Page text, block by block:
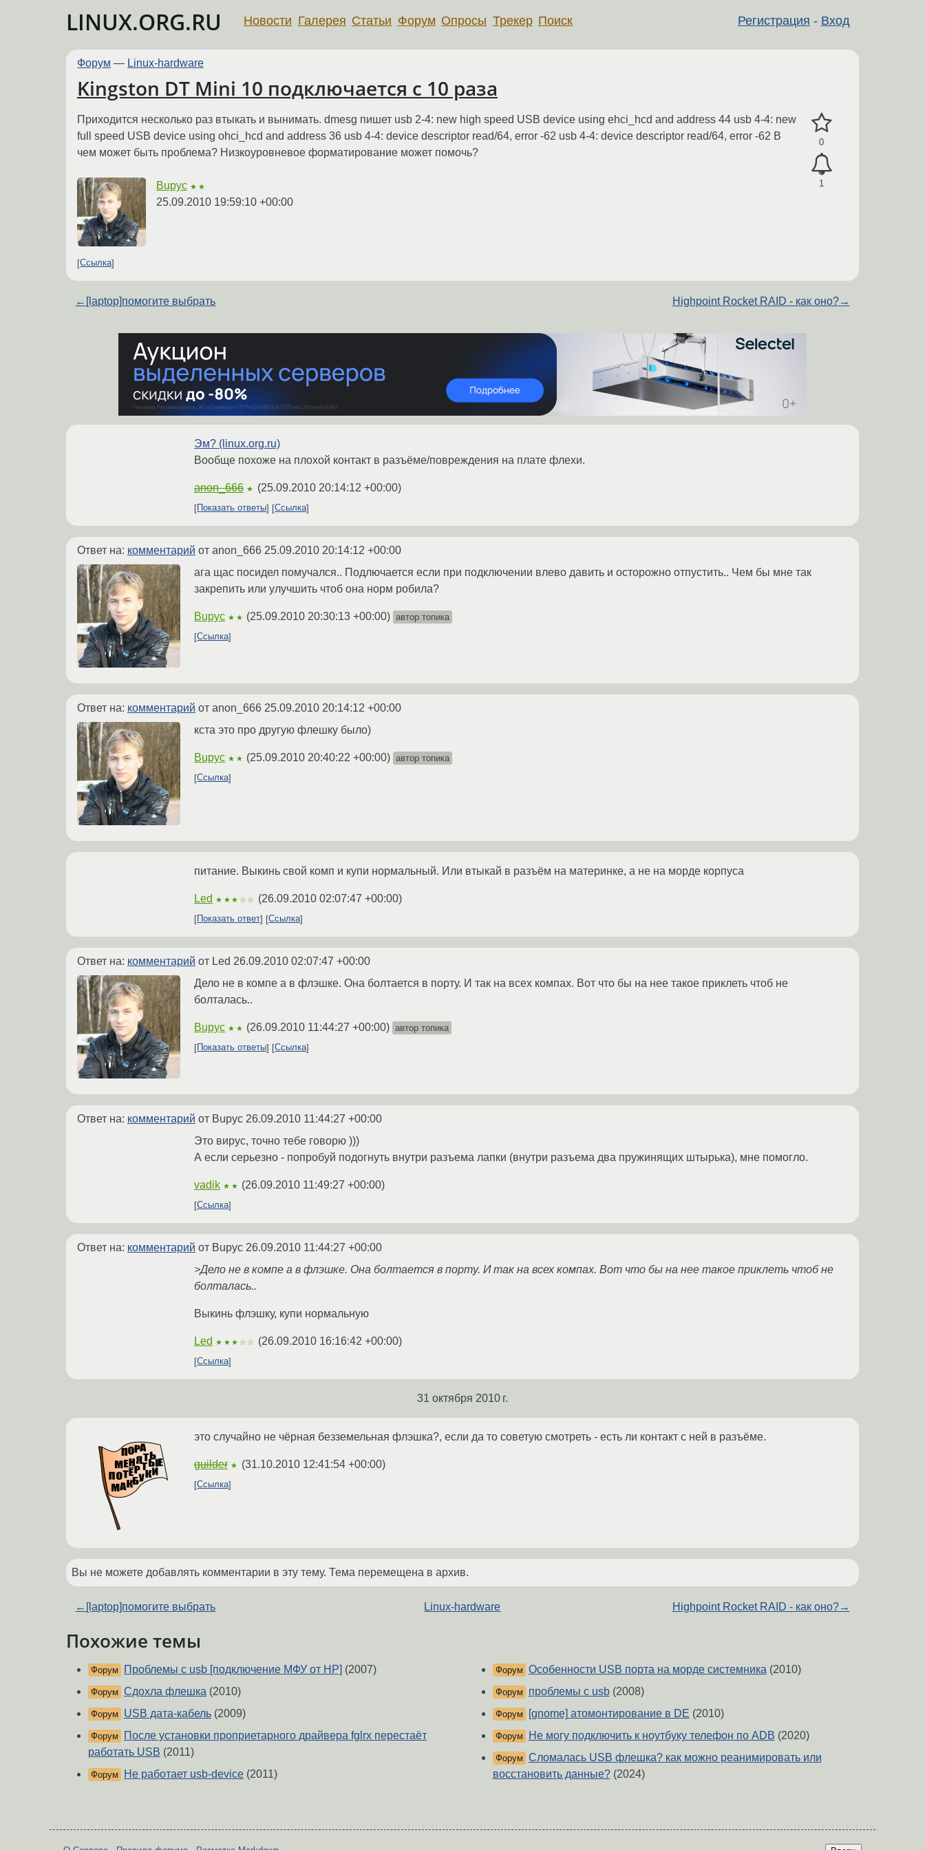
LINUX.ORG.RU Регистрация - Вход
Новости Галерея Статьи Форум Опросы Трекер Поиск
Форум — Linux-hardware
Kingston DT Mini 10 подключается с 10 раза
0
1
Приходится несколько раз втыкать и вынимать. dmesg пишет usb 2-4: new high speed USB device using ehci_hcd and address 44 usb 4-4: new
full speed USB device using ohci_hcd and address 36 usb 4-4: device descriptor read/64, error -62 usb 4-4: device descriptor read/64, error -62 В
чем может быть проблема? Низкоуровневое форматирование может помочь?
Bupyc ★★
25.09.2010 19:59:10 +00:00
Ссылка
← [laptop]помогите выбрать Highpoint Rocket RAID - как оно?→
Эм? (linux.org.ru)
Вообще похоже на плохой контакт в разъёме/повреждения на плате флехи.
anon_666 ★ (25.09.2010 20:14:12 +00:00)
Показать ответы Ссылка
Ответ на: комментарий от anon_666 25.09.2010 20:14:12 +00:00
ага щас посидел помучался.. Подлючается если при подключении влево давить и осторожно отпустить.. Чем бы мне так
закрепить или улучшить чтоб она норм робила?
Bupyc ★★ (25.09.2010 20:30:13 +00:00) автор топика
Ссылка
Ответ на: комментарий от anon_666 25.09.2010 20:14:12 +00:00
кста это про другую флешку было)
Bupyc ★★ (25.09.2010 20:40:22 +00:00) автор топика
Ссылка
питание. Выкинь свой комп и купи нормальный. Или втыкай в разъём на материнке, а не на морде корпуса
Led ★★★☆☆ (26.09.2010 02:07:47 +00:00)
Показать ответ Ссылка
Ответ на: комментарий от Led 26.09.2010 02:07:47 +00:00
Дело не в компе а в флэшке. Она болтается в порту. И так на всех компах. Вот что бы на нее такое приклеть чтоб не
болталась..
Bupyc ★★ (26.09.2010 11:44:27 +00:00) автор топика
Показать ответы
Ссылка
Ответ на: комментарий от Bupyc 26.09.2010 11:44:27 +00:00
Это вирус, точно тебе говорю )))
А если серьезно - попробуй подогнуть внутри разъема лапки (внутри разъема два пружинящих штырька), мне помогло.
vadik ★★ (26.09.2010 11:49:27 +00:00)
Ссылка
Ответ на: комментарий от Bupyc 26.09.2010 11:44:27 +00:00
>Дело не в компе а в флэшке. Она болтается в порту. И так на всех компах. Вот что бы на нее такое приклеть чтоб не
болталась..
Выкинь флэшку, купи нормальную
Led ★★★☆☆ (26.09.2010 16:16:42 +00:00)
Ссылка
31 октября 2010 г.
это случайно не чёрная безземельная флэшка?, если да то советую смотреть - есть ли контакт с ней в разъёме.
guilder ★ (31.10.2010 12:41:54 +00:00)
Ссылка
Вы не можете добавлять комментарии в эту тему. Тема перемещена в архив.
← [laptop]помогите выбрать Linux-hardware Highpoint Rocket RAID - как оно?→
Похожие темы
Форум Проблемы с usb [подключение МФУ от HP] (2007)
Форум Сдохла флешка (2010)
Форум USB дата-кабель (2009)
Форум
После установки проприетарного драйвера fglrx перестаёт
работать USB (2011)
Форум Не работает usb-device (2011)
Форум Особенности USB порта на морде системника(2010)
Форум проблемы с usb(2008)
Форум [gnome] атомонтирование в DE (2010)
Форум Не могу подключить к ноутбуку телефон по ADB (2020)
Форум Сломалась USB флешка? как можно реанимировать или
восстановить данные?(2024)